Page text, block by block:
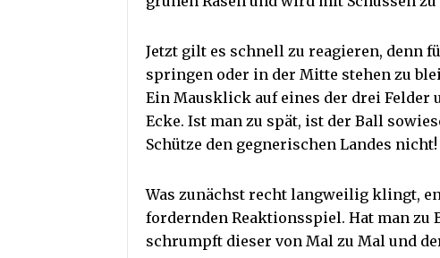
Jetzt gilt es schnell zu reagieren, denn
springen oder in der Mitte stehen zu
Ein Mausklick auf eines der drei
Ecke. Ist man zu spät, ist der Ball
Schütze den gegnerischen Landes nicht!
Was zunächst recht langweilig klingt,
fordernden Reaktionsspiel. Hat man zu
schrumpft dieser von Mal zu Mal und